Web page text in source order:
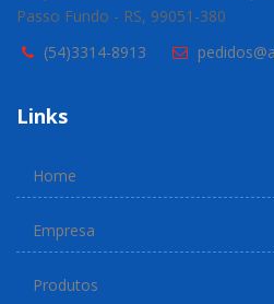
Passo Fundo - RS, 99051-380
(54)3314-8913
Links
Home
Empresa
Produtos